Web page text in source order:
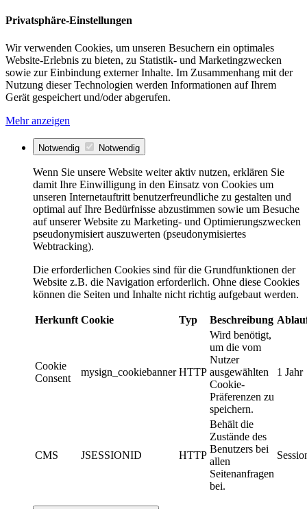
Privatsphäre-Einstellungen
Wir verwenden Cookies, um unseren Besuchern ein optimales
Website-Erlebnis zu bieten, zu Statistik- und Marketingzwecken
sowie zur Einbindung externer Inhalte. Im Zusammenhang mit der
Nutzung dieser Technologien werden Informationen auf Ihrem
Gerät gespeichert und/oder abgerufen.
Mehr anzeigen
Notwendig Notwendig
Wenn Sie unsere Website weiter aktiv nutzen, erklären Sie
damit Ihre Einwilligung in den Einsatz von Cookies um
unseren Internetauftritt benutzerfreundliche zu gestalten und
optimal auf Ihre Bedürfnisse abzustimmen sowie um Besuche
auf unserer Website zu Marketing- und Optimierungszwecken
pseudonymisiert auszuwerten (pseudonymisiertes
Webtracking).
Die erforderlichen Cookies sind für die Grundfunktionen der
Website z.B. die Navigation erforderlich. Ohne diese Cookies
können die Seiten und Inhalte nicht richtig aufgebaut werden.
Herkunft Cookie Typ Beschreibung
Cookie
Consent
mysign_cookiebanner HTTP
Wird benötigt,
um die vom
Nutzer
ausgewählten
Cookie-
Präferenzen zu
speichern.
1 Jahr
CMS JSESSIONID HTTP
Behält die
Zustände des
Benutzers bei
allen
Seitenanfragen
bei.